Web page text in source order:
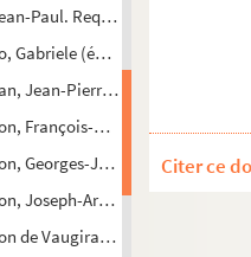
Paul. Requête signée avec 7
Gabriele (écrivain italien).
Jean-Pierre (dit Dantan jeune,
François-Georges et son fils
Georges-Jacques
Joseph-Arsène (chef du
de Vaugirault, Jean
Citer ce